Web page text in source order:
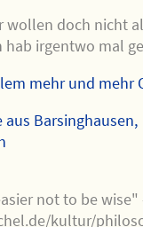
wollen doch nicht
hab irgentwo mal
mehr und mehr
aus Barsinghausen,
not to be
kultur/